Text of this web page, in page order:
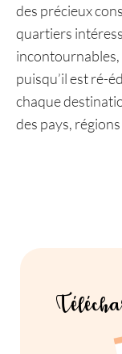
des précieux
quartiers
incontournables,
puisqu’il est ré-
chaque
des pays,